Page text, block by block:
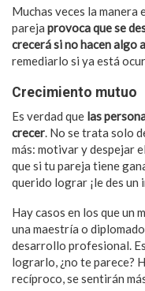
Muchas veces la manera
pareja provoca que se
crecerá si no hacen algo
remediarlo si ya está
Crecimiento mutuo
Es verdad que las
crecer. No se trata solo
más: motivar y despejar
que si tu pareja tiene
querido lograr ¡le des un
Hay casos en los que un
una maestría o
desarrollo profesional.
lograrlo, ¿no te parece?
recíproco, se sentirán